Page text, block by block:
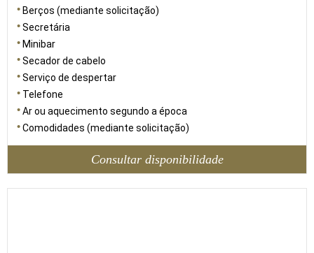
Berços (mediante solicitação)
Secretária
Minibar
Secador de cabelo
Serviço de despertar
Telefone
Ar ou aquecimento segundo a época
Comodidades (mediante solicitação)
Consultar disponibilidade